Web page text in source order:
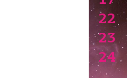
22
23
24